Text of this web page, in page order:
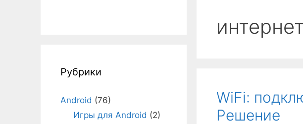
WiFi:
Решение
Рубрики
Android (76)
Игры для Android (2)